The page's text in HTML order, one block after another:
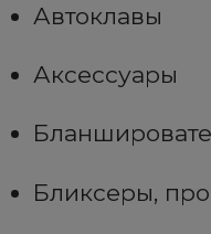
Автоклавы
Аксессуары
Бликсеры,